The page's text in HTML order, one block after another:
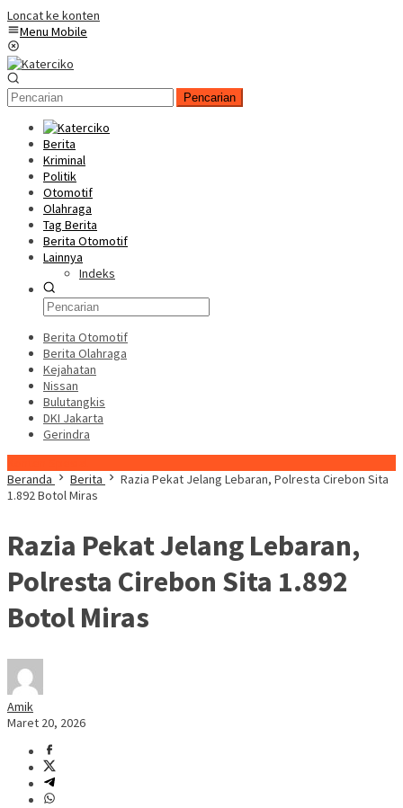
Loncat ke konten
Menu Mobile
Pencarian
Berita
Kriminal
Politik
Otomotif
Olahraga
Tag Berita
Berita Otomotif
Lainnya
Indeks
Berita Otomotif
Berita Olahraga
Kejahatan
Nissan
Bulutangkis
DKI Jakarta
Gerindra
Beranda
Berita
Razia Pekat Jelang Lebaran, Polresta Cirebon Sita
1.892 Botol Miras
Razia Pekat Jelang Lebaran,
Polresta Cirebon Sita 1.892
Botol Miras
Amik
Maret 20, 2026